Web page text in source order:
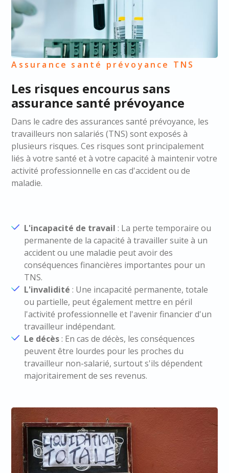
Assurance santé prévoyance TNS
Les risques encourus sans
assurance santé prévoyance
Dans le cadre des assurances santé prévoyance, les
travailleurs non salariés (TNS) sont exposés à
plusieurs risques. Ces risques sont principalement
liés à votre santé et à votre capacité à maintenir votre
activité professionnelle en cas d'accident ou de
maladie.
L'incapacité de travail: La perte temporaire ou
permanente de la capacité à travailler suite à un
accident ou une maladie peut avoir des
conséquences financières importantes pour un
TNS.
L'invalidité: Une incapacité permanente, totale
ou partielle, peut également mettre en péril
l'activité professionnelle et l'avenir financier d'un
travailleur indépendant.
Le décès: En cas de décès, les conséquences
peuvent être lourdes pour les proches du
travailleur non-salarié, surtout s'ils dépendent
majoritairement de ses revenus.